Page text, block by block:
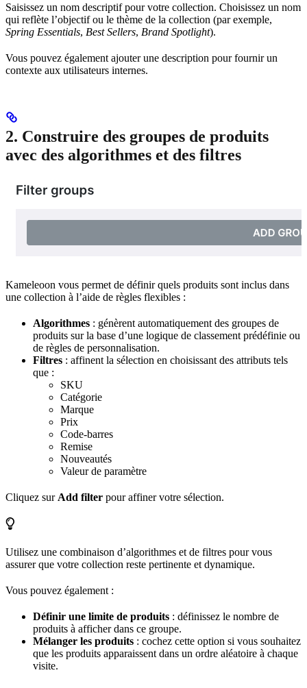
Saisissez un nom descriptif pour votre collection. Choisissez un nom
qui reflète l’objectif ou le thème de la collection (par exemple,
Spring Essentials, Best Sellers, Brand Spotlight).
Vous pouvez également ajouter une description pour fournir un
contexte aux utilisateurs internes.
2. Construire des groupes de produits
avec des algorithmes et des filtres
Kameleoon vous permet de définir quels produits sont inclus dans
une collection à l’aide de règles flexibles :
Algorithmes : génèrent automatiquement des groupes de
produits sur la base d’une logique de classement prédéfinie ou
de règles de personnalisation.
Filtres : affinent la sélection en choisissant des attributs tels
que :
SKU
Catégorie
Marque
Prix
Code-barres
Remise
Nouveautés
Valeur de paramètre
Cliquez sur Add filter pour affiner votre sélection.
Utilisez une combinaison d’algorithmes et de filtres pour vous
assurer que votre collection reste pertinente et dynamique.
Vous pouvez également :
Définir une limite de produits : définissez le nombre de
produits à afficher dans ce groupe.
Mélanger les produits : cochez cette option si vous souhaitez
que les produits apparaissent dans un ordre aléatoire à chaque
visite.